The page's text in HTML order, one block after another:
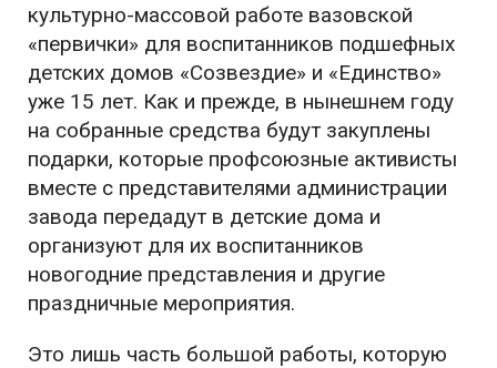
культурно-массовой работе вазовской
«первички» для воспитанников подшефных
детских домов «Созвездие» и «Единство»
уже 15 лет. Как и прежде, в нынешнем году
на собранные средства будут закуплены
подарки, которые профсоюзные активисты
вместе с представителями администрации
завода передадут в детские дома и
организуют для их воспитанников
новогодние представления и другие
праздничные мероприятия.
Это лишь часть большой работы, которую